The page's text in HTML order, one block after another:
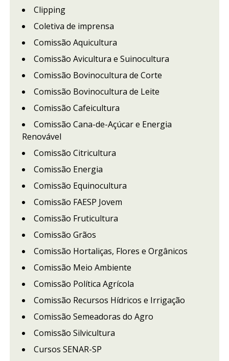
Clipping
Coletiva de imprensa
Comissão Aquicultura
Comissão Avicultura e Suinocultura
Comissão Bovinocultura de Corte
Comissão Bovinocultura de Leite
Comissão Cafeicultura
Comissão Cana-de-Açúcar e Energia
Renovável
Comissão Citricultura
Comissão Energia
Comissão Equinocultura
Comissão FAESP Jovem
Comissão Fruticultura
Comissão Grãos
Comissão Hortaliças, Flores e Orgânicos
Comissão Meio Ambiente
Comissão Política Agrícola
Comissão Recursos Hídricos e Irrigação
Comissão Semeadoras do Agro
Comissão Silvicultura
Cursos SENAR-SP